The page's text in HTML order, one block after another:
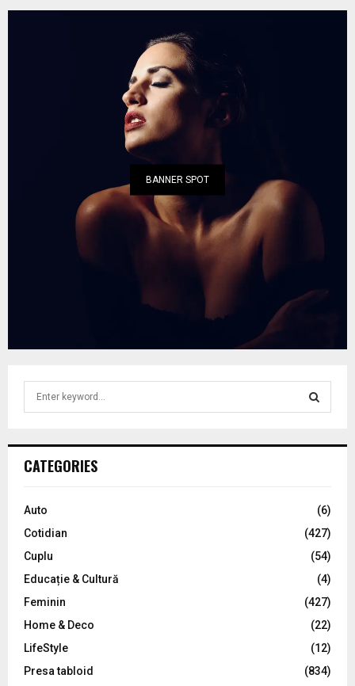
BANNER SPOT
h
o
:
C
CATEGORIES
Auto
(6)
Cotidian
(427)
Cuplu
(54)
Educație & Cultură
(4)
Feminin
(427)
Home & Deco
(22)
LifeStyle
(12)
Presa tabloid
(834)